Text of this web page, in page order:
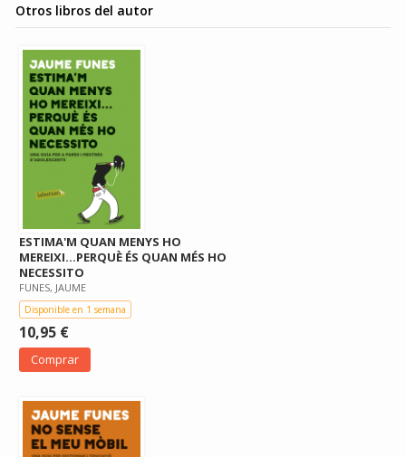
Otros libros del autor
ESTIMA'M QUAN MENYS HO
MEREIXI...PERQUÈ ÉS QUAN MÉS HO
NECESSITO
FUNES, JAUME
Disponible en 1 semana
10,95 €
Comprar